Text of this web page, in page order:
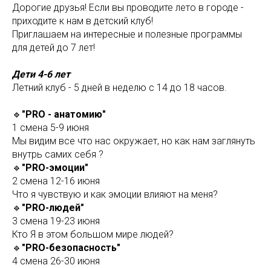
Дорогие друзья! Если вы проводите лето в городе -
приходите к нам в детский клуб!
Приглашаем на интересные и полезные программы
для детей до 7 лет!
Дети 4-6 лет
Летний клуб - 5 дней в неделю с 14 до 18 часов.
🔹 "PRO - анатомию"
1 смена 5-9 июня
Мы видим все что нас окружает, но как нам заглянуть
внутрь самих себя ?
🔹 "PRO-эмоции"
2 смена 12-16 июня
Что я чувствую и как эмоции влияют на меня?
🔹 "PRO-людей"
3 смена 19-23 июня
Кто Я в этом большом мире людей?
🔹 "PRO-безопасность"
4 смена 26-30 июня